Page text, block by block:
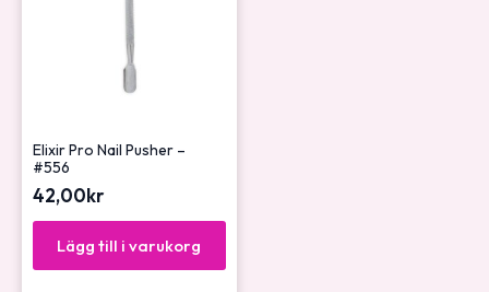
Elixir Pro Nail Pusher –
#556
42,00kr
Lägg till i varukorg